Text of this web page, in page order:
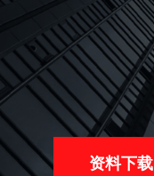
资料下载